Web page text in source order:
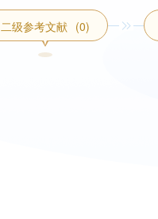
二级参考文献 (0)